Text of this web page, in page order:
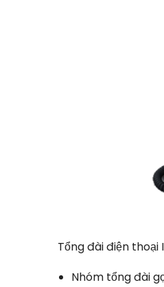
Tổng đài điện
Nhóm tổng đài